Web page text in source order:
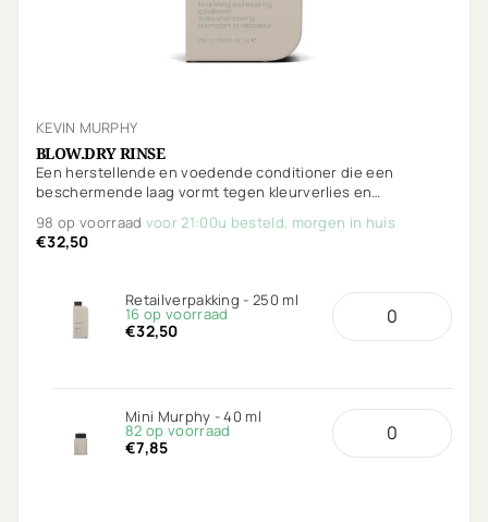
KEVIN MURPHY
BLOW.DRY RINSE
Een herstellende en voedende conditioner die een
beschermende laag vormt tegen kleurverlies en
beschermt het haar met extra beschermende voordelen
tegen hitte.
98 op voorraad voor 21:00u besteld, morgen in huis
€32,50
Retailverpakking - 250 ml
16 op voorraad
€32,50
Mini Murphy - 40 ml
82 op voorraad
€7,85